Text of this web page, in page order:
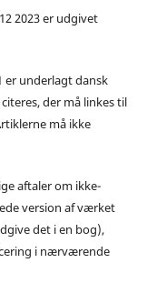
2023 er udgivet
er underlagt dansk
der må linkes til
må ikke
aftaler om ikke-
version af værket
det i en bog),
i nærværende